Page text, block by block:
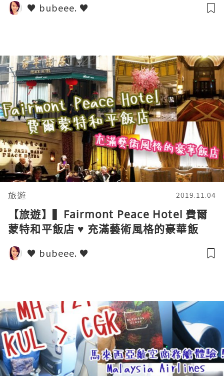
♥ bubeee. ♥
旅遊 2019.11.04
【旅遊】▍Fairmont Peace Hotel 費爾
蒙特和平飯店 ♥ 充滿藝術風格的豪華飯
店！▍
♥ bubeee. ♥